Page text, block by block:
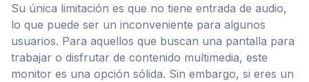
Su única limitación es que no tiene entrada de audio,
lo que puede ser un inconveniente para algunos
usuarios. Para aquellos que buscan una pantalla para
trabajar o disfrutar de contenido multimedia, este
monitor es una opción sólida. Sin embargo, si eres un